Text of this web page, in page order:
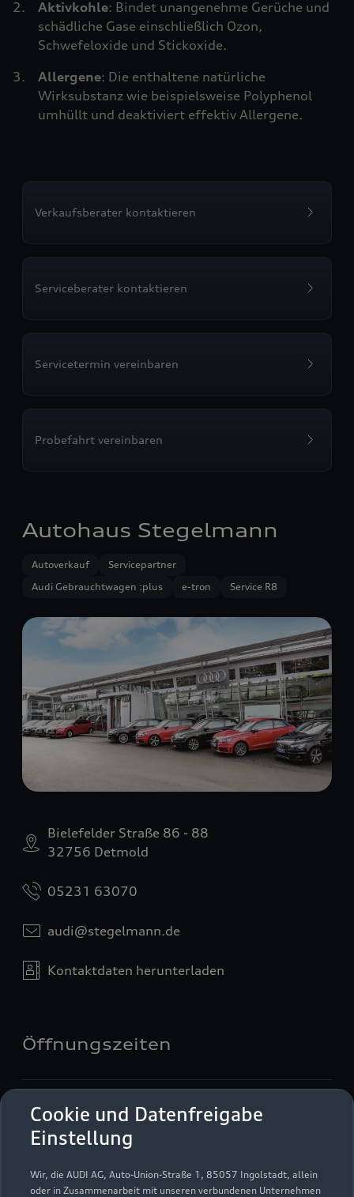
Cookie und Datenfreigabe
Einstellung
Wir, die AUDI AG, Auto-Union-Straße 1, 85057 Ingolstadt, allein
oder in Zusammenarbeit mit unseren verbundenen Unternehmen
Aktivkohle: Bindet unangenehme Gerüche und
schädliche Gase einschließlich Ozon,
Schwefeloxide und Stickoxide.
Allergene: Die enthaltene natürliche
Wirksubstanz wie beispielsweise Polyphenol
umhüllt und deaktiviert effektiv Allergene.
Verkaufsberater kontaktieren
Serviceberater kontaktieren
Servicetermin vereinbaren
Probefahrt vereinbaren
Autohaus Stegelmann
Autoverkauf
Servicepartner
Audi Gebrauchtwagen :plus
e-tron Service R8
Bielefelder Straße 86 - 88
32756 Detmold
05231 63070
audi@stegelmann.de
Kontaktdaten herunterladen
Öffnungszeiten
Geöffnet bis 13:00
Geöffnet bis 13:00